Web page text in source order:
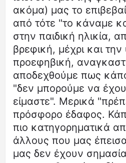
ακόμα) μας το
από τότε "το κάναμε
στην παιδική ηλικία,
βρεφική, μέχρι και την
προεφηβική,
αποδεχθούμε πως
"δεν μπορούμε να
είμαστε". Mερικά
πρόσφορο έδαφος.
πιο κατηγορηματικά
άλλους που μας
μας δεν έχουν